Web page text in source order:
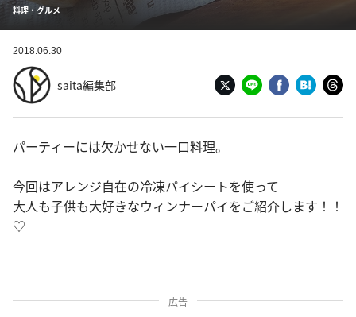
料理・グルメ
2018.06.30
saita編集部
パーティーには欠かせない一口料理。
今回はアレンジ自在の冷凍パイシートを使って
大人も子供も大好きなウィンナーパイをご紹介します！！
♡
広告